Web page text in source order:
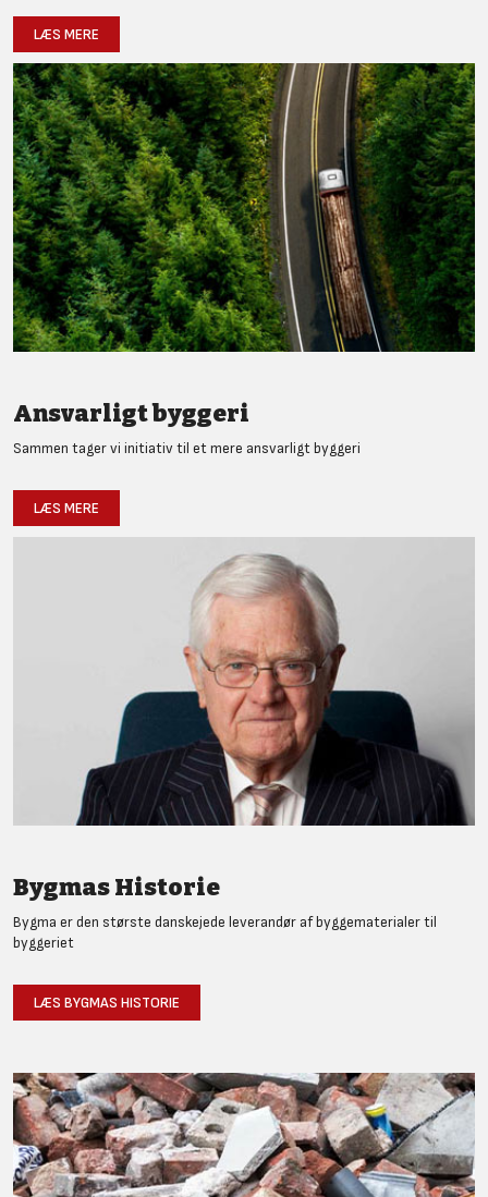
LÆS MERE
Ansvarligt byggeri
Sammen tager vi initiativ til et mere ansvarligt byggeri
LÆS MERE
Bygmas Historie
Bygma er den største danskejede leverandør af byggematerialer til
byggeriet
LÆS BYGMAS HISTORIE